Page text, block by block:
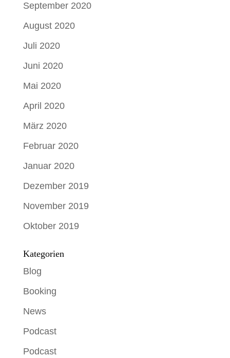
September 2020
August 2020
Juli 2020
Juni 2020
Mai 2020
April 2020
März 2020
Februar 2020
Januar 2020
Dezember 2019
November 2019
Oktober 2019
Kategorien
Blog
Booking
News
Podcast
Podcast